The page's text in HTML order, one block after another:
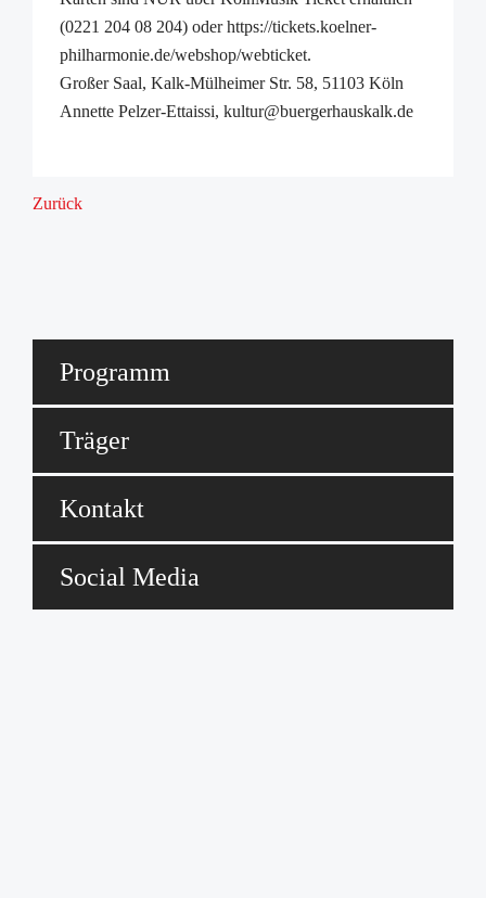
(0221 204 08 204) oder https://tickets.koelner-
philharmonie.de/webshop/webticket.
Großer Saal, Kalk-Mülheimer Str. 58, 51103 Köln
Annette Pelzer-Ettaissi, kultur@buergerhauskalk.de
Zurück
Programm
Träger
Kontakt
Social Media